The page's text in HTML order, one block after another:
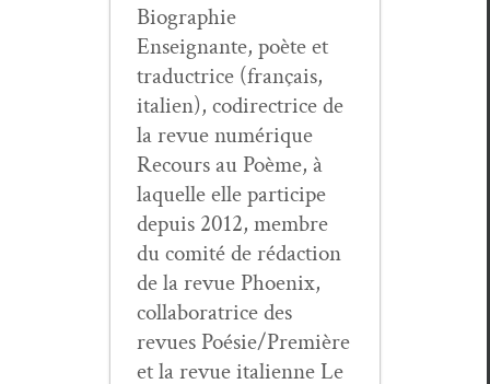
Biogra­phie
Enseignante, poète et
tra­duc­trice (français,
ital­ien), codi­rec­trice de
la revue numérique
Recours au Poème, à
laque­lle elle par­ticipe
depuis 2012, mem­bre
du comité de rédac­tion
de la revue Phoenix,
col­lab­o­ra­trice des
revues Poésie/Première
et la revue ital­i­enne Le